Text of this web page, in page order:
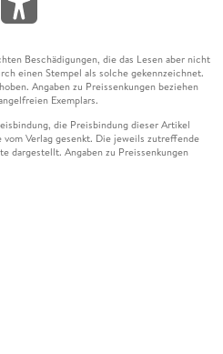
Beschädigungen, die das Lesen aber nicht
einen Stempel als solche gekennzeichnet.
Angaben zu Preissenkungen beziehen
Exemplars.
die Preisbindung dieser Artikel
Verlag gesenkt. Die jeweils zutreffende
dargestellt. Angaben zu Preissenkungen